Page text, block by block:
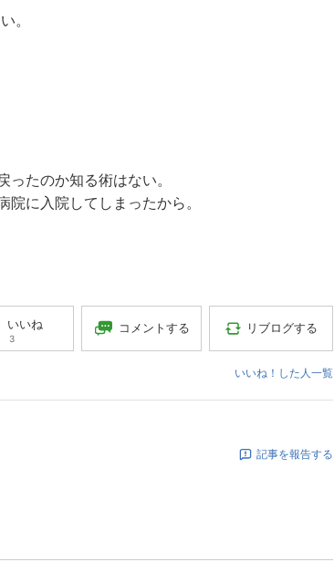
。
たのか知る術はない。
に入院してしまったから。
いいね
3
コメントする リブログする
いいね！した人一覧
記事を報告する